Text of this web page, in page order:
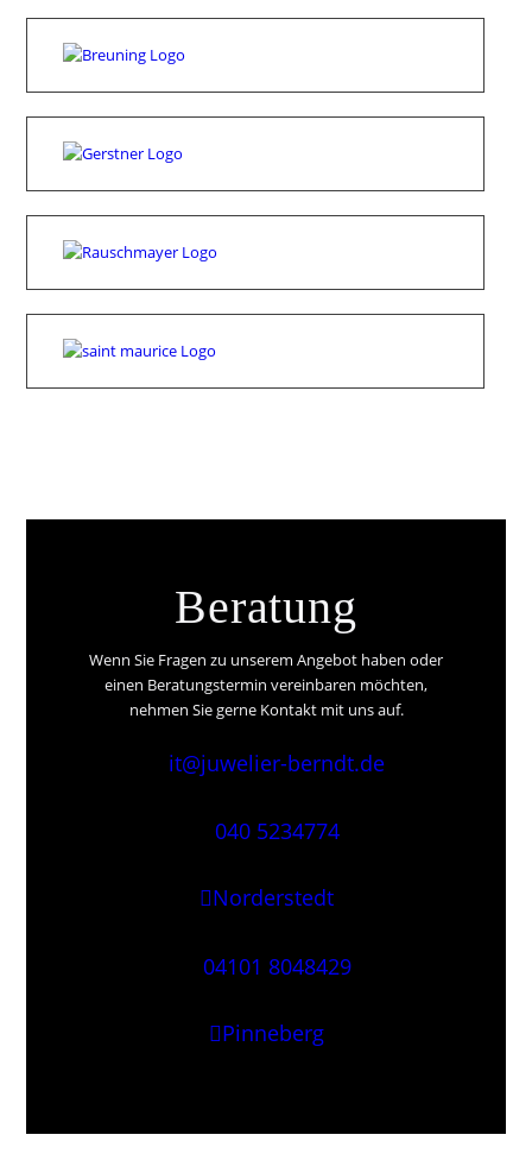
Beratung
Wenn Sie Fragen zu unserem Angebot haben oder
einen Beratungstermin vereinbaren möchten,
nehmen Sie gerne Kontakt mit uns auf.
it@juwelier-berndt.de
040 5234774
Norderstedt
04101 8048429
Pinneberg